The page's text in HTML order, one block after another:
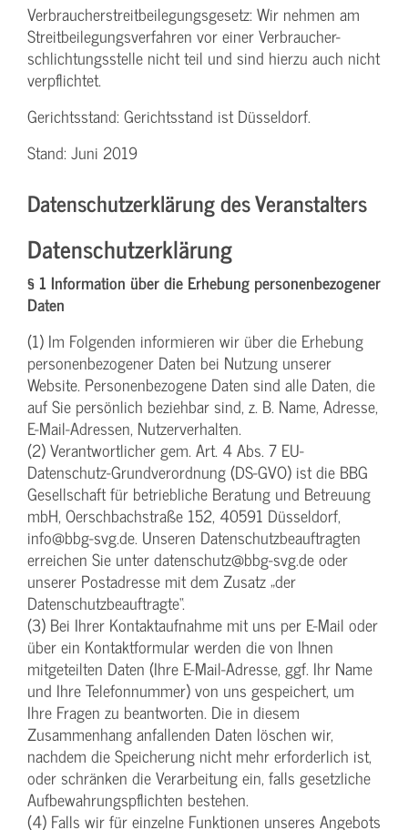
Verbraucher­streitbeilegungs­gesetz: Wir nehmen am
Streit­beilegungs­verfahren vor einer Verbraucher­
schlichtungs­stelle nicht teil und sind hierzu auch nicht
verpflichtet.
Gerichtsstand: Gerichtsstand ist Düsseldorf.
Stand: Juni 2019
Datenschutzerklärung des Veranstalters
Datenschutzerklärung
§ 1 Information über die Erhebung personenbezogener
Daten
(1) Im Folgenden informieren wir über die Erhebung
personenbezogener Daten bei Nutzung unserer
Website. Personenbezogene Daten sind alle Daten, die
auf Sie persönlich beziehbar sind, z. B. Name, Adresse,
E-Mail-Adressen, Nutzerverhalten.
(2) Verantwortlicher gem. Art. 4 Abs. 7 EU-
Datenschutz-Grundverordnung (DS-GVO) ist die BBG
Gesellschaft für betriebliche Beratung und Betreuung
mbH, Oerschbachstraße 152, 40591 Düsseldorf,
info@bbg-svg.de. Unseren Datenschutzbeauftragten
erreichen Sie unter datenschutz@bbg-svg.de oder
unserer Postadresse mit dem Zusatz „der
Datenschutzbeauftragte“.
(3) Bei Ihrer Kontaktaufnahme mit uns per E-Mail oder
über ein Kontaktformular werden die von Ihnen
mitgeteilten Daten (Ihre E-Mail-Adresse, ggf. Ihr Name
und Ihre Telefonnummer) von uns gespeichert, um
Ihre Fragen zu beantworten. Die in diesem
Zusammenhang anfallenden Daten löschen wir,
nachdem die Speicherung nicht mehr erforderlich ist,
oder schränken die Verarbeitung ein, falls gesetzliche
Aufbewahrungspflichten bestehen.
(4) Falls wir für einzelne Funktionen unseres Angebots